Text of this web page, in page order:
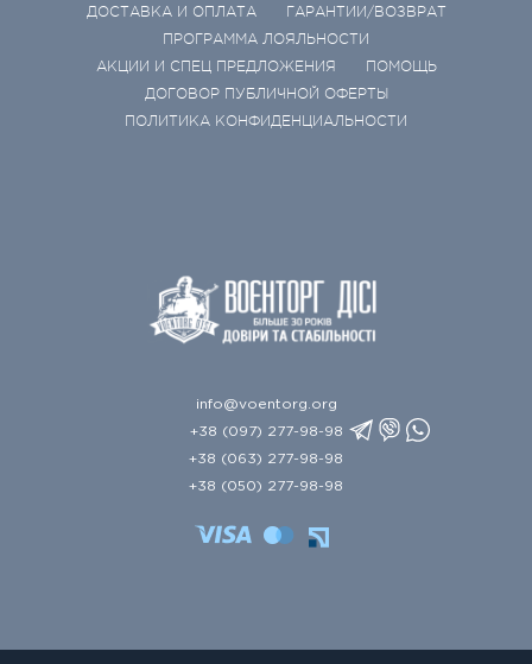
ДОСТАВКА И ОПЛАТА
ГАРАНТИИ/ВОЗВРАТ
ПРОГРАММА ЛОЯЛЬНОСТИ
АКЦИИ И СПЕЦ ПРЕДЛОЖЕНИЯ
ПОМОЩЬ
ДОГОВОР ПУБЛИЧНОЙ ОФЕРТЫ
ПОЛИТИКА КОНФИДЕНЦИАЛЬНОСТИ
info@voentorg.org
+38 (097) 277-98-98
+38 (063) 277-98-98
+38 (050) 277-98-98